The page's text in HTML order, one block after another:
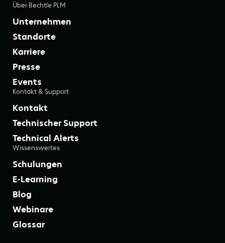
Über Bechtle PLM
Unternehmen
Standorte
Karriere
Presse
Events
Kontakt & Support
Kontakt
Technischer Support
Technical Alerts
Wissenswertes
Schulungen
E-Learning
Blog
Webinare
Glossar